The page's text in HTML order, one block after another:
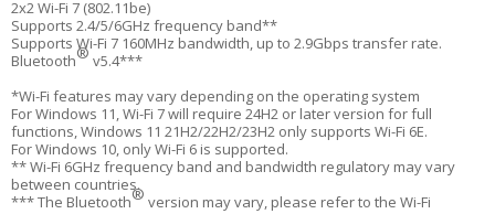
2x2 Wi-Fi 7 (802.11be)
Supports 2.4/5/6GHz frequency band**
Supports Wi-Fi 7 160MHz bandwidth, up to 2.9Gbps transfer rate.
Bluetooth® v5.4***
*Wi-Fi features may vary depending on the operating system
For Windows 11, Wi-Fi 7 will require 24H2 or later version for full
functions, Windows 11 21H2/22H2/23H2 only supports Wi-Fi 6E.
For Windows 10, only Wi-Fi 6 is supported.
** Wi-Fi 6GHz frequency band and bandwidth regulatory may vary
between countries.
*** The Bluetooth® version may vary, please refer to the Wi-Fi